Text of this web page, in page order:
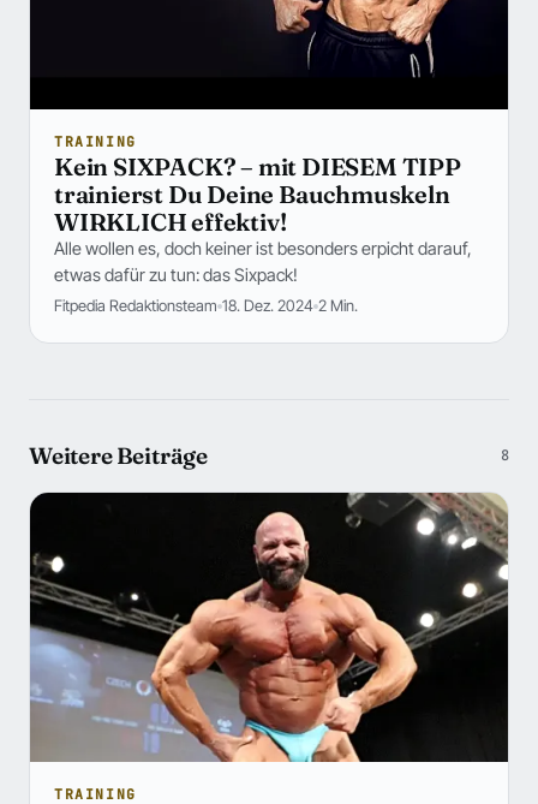
TRAINING
Kein SIXPACK? – mit DIESEM TIPP
trainierst Du Deine Bauchmuskeln
WIRKLICH effektiv!
Alle wollen es, doch keiner ist besonders erpicht darauf,
etwas dafür zu tun: das Sixpack!
Fitpedia Redaktionsteam 18. Dez. 2024 2 Min.
Weitere Beiträge 8
TRAINING